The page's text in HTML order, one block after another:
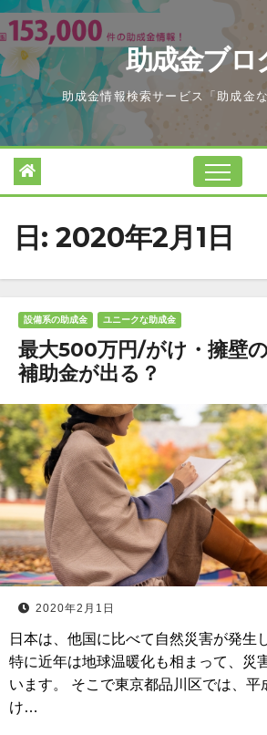
Skip
to
content
助成金ブロ
助成金情報検索サービス「助成金
日: 2020年2月1日
設備系の助成金 ユニークな助成金
最大500万円/がけ・擁壁
補助金が出る？
2020年2月1日
日本は、他国に比べて自然災害が発生
特に近年は地球温暖化も相まって、災
います。 そこで東京都品川区では、平
け…